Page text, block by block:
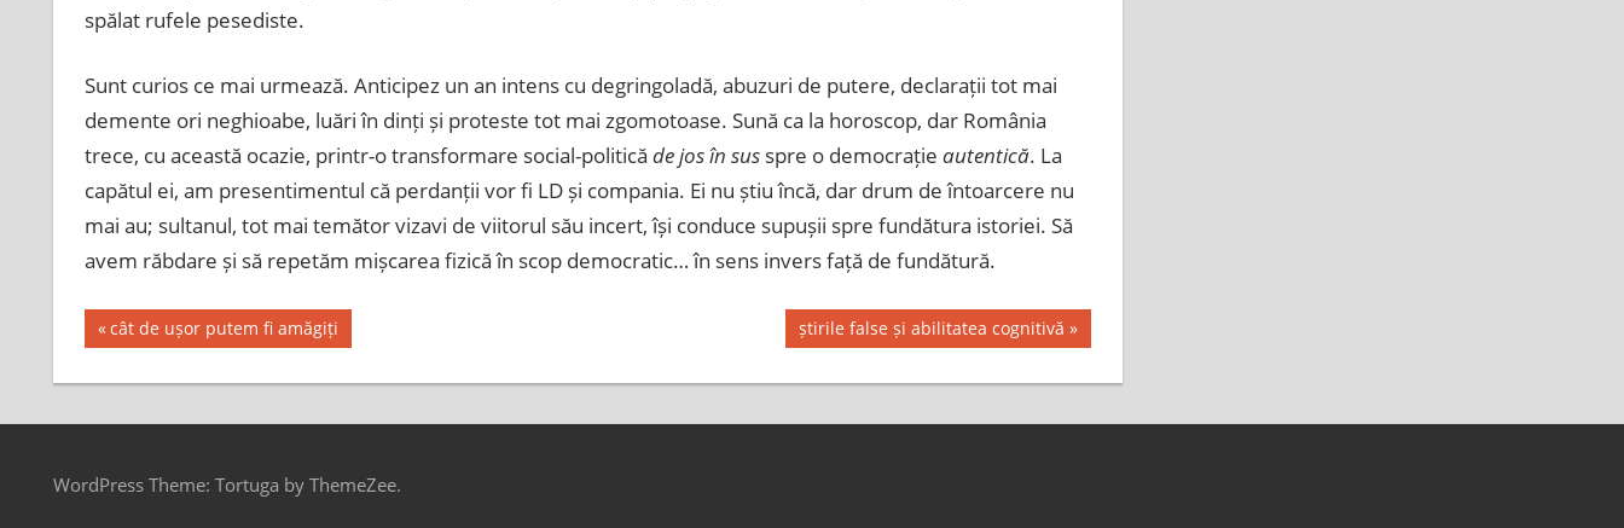
spălat rufele pesediste.
Sunt curios ce mai urmează. Anticipez un an intens cu degringoladă, abuzuri de putere, declarații tot mai
demente ori neghioabe, luări în dinți și proteste tot mai zgomotoase. Sună ca la horoscop, dar România
trece, cu această ocazie, printr-o transformare social-politică de jos în susspre o democrație autentică. La
capătul ei, am presentimentul că perdanții vor fi LD și compania. Ei nu știu încă, dar drum de întoarcere nu
mai au; sultanul, tot mai temător vizavi de viitorul său incert, își conduce supușii spre fundătura istoriei. Să
avem răbdare și să repetăm mișcarea fizică în scop democratic… în sens invers față de fundătură.
Post
navigation
Previous
Post:
cât de ușor putem fi amăgiți
Next
Post:
știrile false și abilitatea cognitivă
WordPress Theme: Tortuga by ThemeZee.